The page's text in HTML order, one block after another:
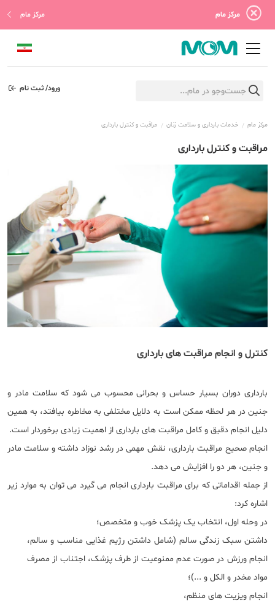
مرکز مام مرکز مام
ورود/ ثبت نام
مرکز مام خدمات بارداری و سلامت زنان مراقبت و کنترل بارداری
مراقبت و کنترل بارداری
کنترل و انجام مراقبت های بارداری
​بارداری دوران بسیار حساس و بحرانی محسوب می شود که سلامت مادر و
جنین در هر لحظه ممکن است به دلایل مختلفی به مخاطره بیافتد، به همین
دلیل انجام دقیق و کامل مراقبت ‌های بارداری از اهمیت زیادی برخوردار است.
انجام صحیح مراقبت بارداری، نقش مهمی در رشد نوزاد داشته و سلامت مادر
و جنین، هر دو را افزایش می دهد.
از جمله اقداماتی که برای مراقبت بارداری انجام می گیرد می توان به موارد زیر
اشاره کرد:
در وحله اول، انتخاب یک پزشک خوب و متخصص؛
داشتن سبک زندگی سالم (شامل داشتن رژیم غذایی مناسب و سالم،
انجام ورزش در صورت عدم ممنوعیت از طرف پزشک، اجتناب از مصرف
مواد مخدر و الکل و ...)؛
انجام ویزیت های منظم،